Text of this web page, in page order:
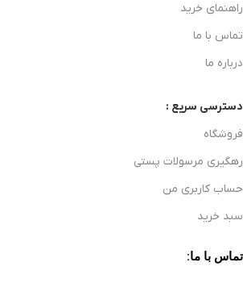
راهنمای خرید
تماس با ما
درباره ما
دسترسی سریع :
فروشگاه
رهگیری مرسولات پستی
حساب کاربری من
سبد خرید
تماس با ما: